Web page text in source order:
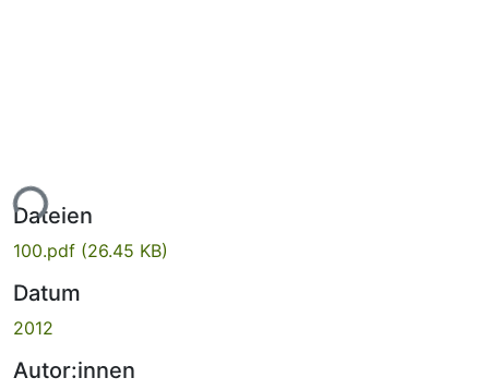
Dateien
100.pdf (26.45 KB)
Datum
2012
Autor:innen